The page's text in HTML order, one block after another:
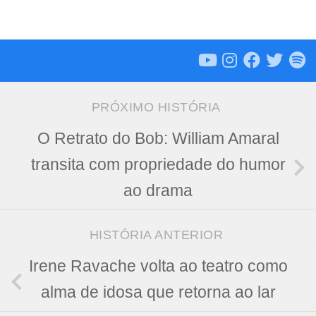
PRÓXIMO HISTÓRIA
O Retrato do Bob: William Amaral
transita com propriedade do humor
ao drama
HISTÓRIA ANTERIOR
Irene Ravache volta ao teatro como
alma de idosa que retorna ao lar